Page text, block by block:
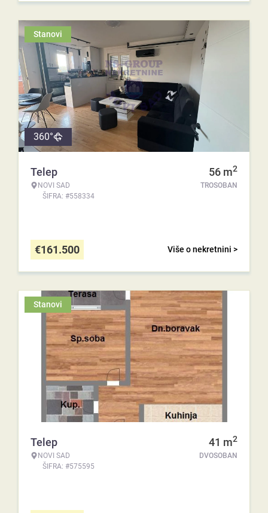
Stanovi
360°
Telep
NOVI SAD
ŠIFRA: #558334
56 m2
TROSOBAN
Više o nekretnini >
€161.500
Stanovi
Telep
NOVI SAD
ŠIFRA: #575595
41 m2
DVOSOBAN